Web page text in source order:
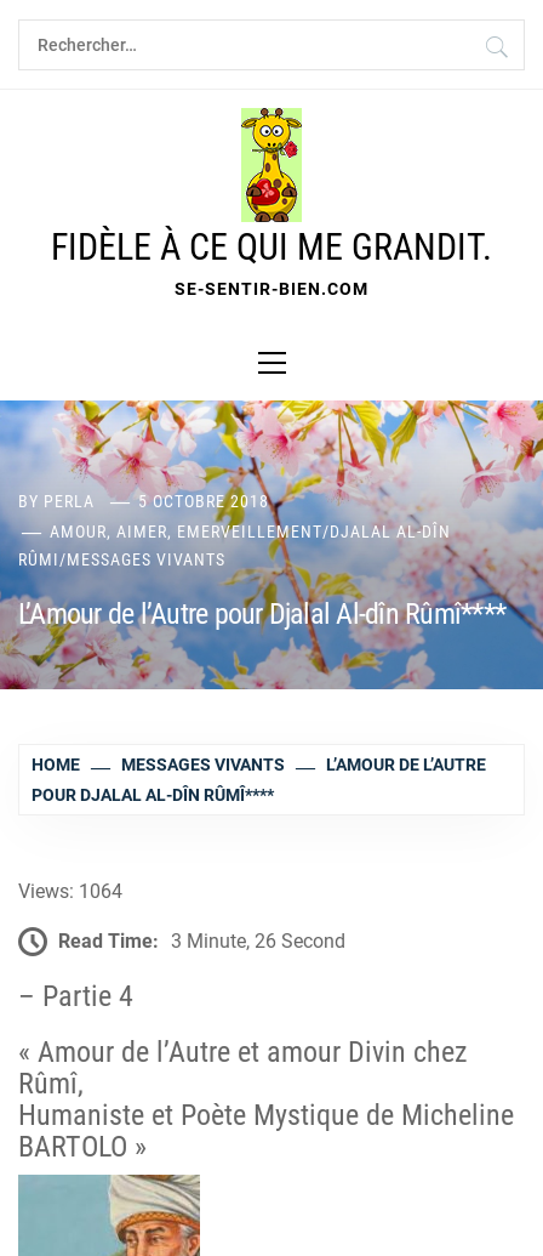
Skip
content
Rechercher :
FIDÈLE À CE QUI ME GRANDIT.
SE-SENTIR-BIEN.COM
Menu
BY PERLA
5 OCTOBRE 2018
AMOUR, AIMER, EMERVEILLEMENT/DJALAL AL-DÎN
RÛMI/MESSAGES VIVANTS
L’Amour de l’Autre pour Djalal Al-dîn Rûmî****
HOME MESSAGES VIVANTS
L’AMOUR DE L’AUTRE
POUR DJALAL AL-DÎN RÛMÎ****
Views: 1064
Read Time: 3 Minute, 26 Second
– Partie 4
« Amour de l’Autre et amour Divin chez
Rûmî,
Humaniste et Poète Mystique de Micheline
BARTOLO »